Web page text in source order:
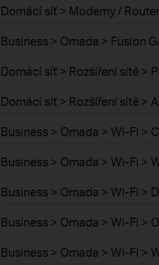
Domácí síť > Modemy /
Business > Omada > Fusion
Domácí síť > Rozšíření sítě >
Domácí síť > Rozšíření sítě >
Business > Omada > Wi-Fi >
Business > Omada > Wi-Fi >
Business > Omada > Wi-Fi >
Business > Omada > Wi-Fi >
Business > Omada > Wi-Fi >